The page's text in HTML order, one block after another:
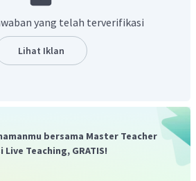
busur
yang telah terverifikasi
Lihat Iklan
bersama Master Teacher
Live Teaching, GRATIS!